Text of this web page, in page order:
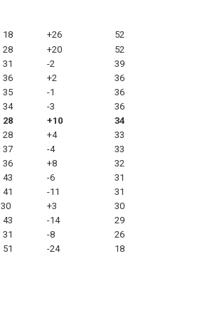
18 +26
52
28 +20
52
-2
39
36 +2
36
35 -1
36
34 -3
36
28 +10
34
28 +4
33
37 -4
33
36 +8
32
43 -6
31
-11
31
+3
30
43 -14
29
-8
26
-24 18